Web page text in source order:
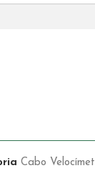
Cabo